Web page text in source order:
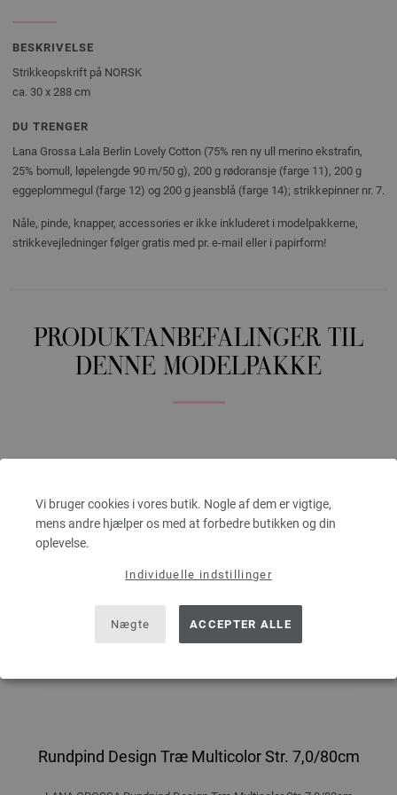
Vi bruger cookies i vores butik. Nogle af dem er vigtige,
mens andre hjælper os med at forbedre butikken og din
oplevelse.
Individuelle indstillinger
Nægte ACCEPTER ALLE
BESKRIVELSE
Strikkeopskrift på NORSK
ca. 30 x 288 cm
DU TRENGER
Lana Grossa Lala Berlin Lovely Cotton (75% ren ny ull merino ekstrafin,
25% bomull, løpelengde 90 m/50 g), 200 g rødoransje (farge 11), 200 g
eggeplommegul (farge 12) og 200 g jeansblå (farge 14); strikkepinner nr. 7.
Nåle, pinde, knapper, accessories er ikke inkluderet i modelpakkerne,
strikkevejledninger følger gratis med pr. e-mail eller i papirform!
PRODUKTANBEFALINGER TIL
DENNE MODELPAKKE
Rundpind Design Træ Multicolor Str. 7,0/80cm